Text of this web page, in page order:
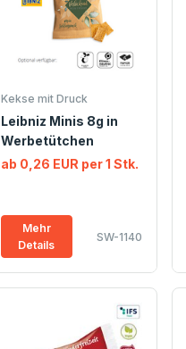
Kekse mit Druck
Leibniz Minis 8g in
Werbetütchen
ab 0,26 EUR per 1 Stk.
Mehr
Details
SW-1140